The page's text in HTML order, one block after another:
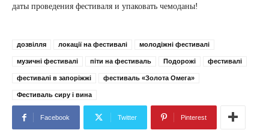
даты проведения фестиваля и упаковать чемоданы!
дозвілля локації на фестивалі молодіжні фестивалі
музичні фестивалі піти на фестиваль Подорожі фестивалі
фестивалі в запоріжжі фестиваль «Золота Омега»
Фестиваль сиру і вина
Facebook Twitter Pinterest